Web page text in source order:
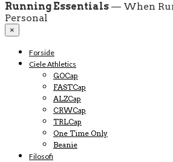
Running Essentials — When
Personal
×
Forside
Ciele Athletics
GOCap
FASTCap
ALZCap
CRWCap
TRLCap
One Time Only
Beanie
Filosofi